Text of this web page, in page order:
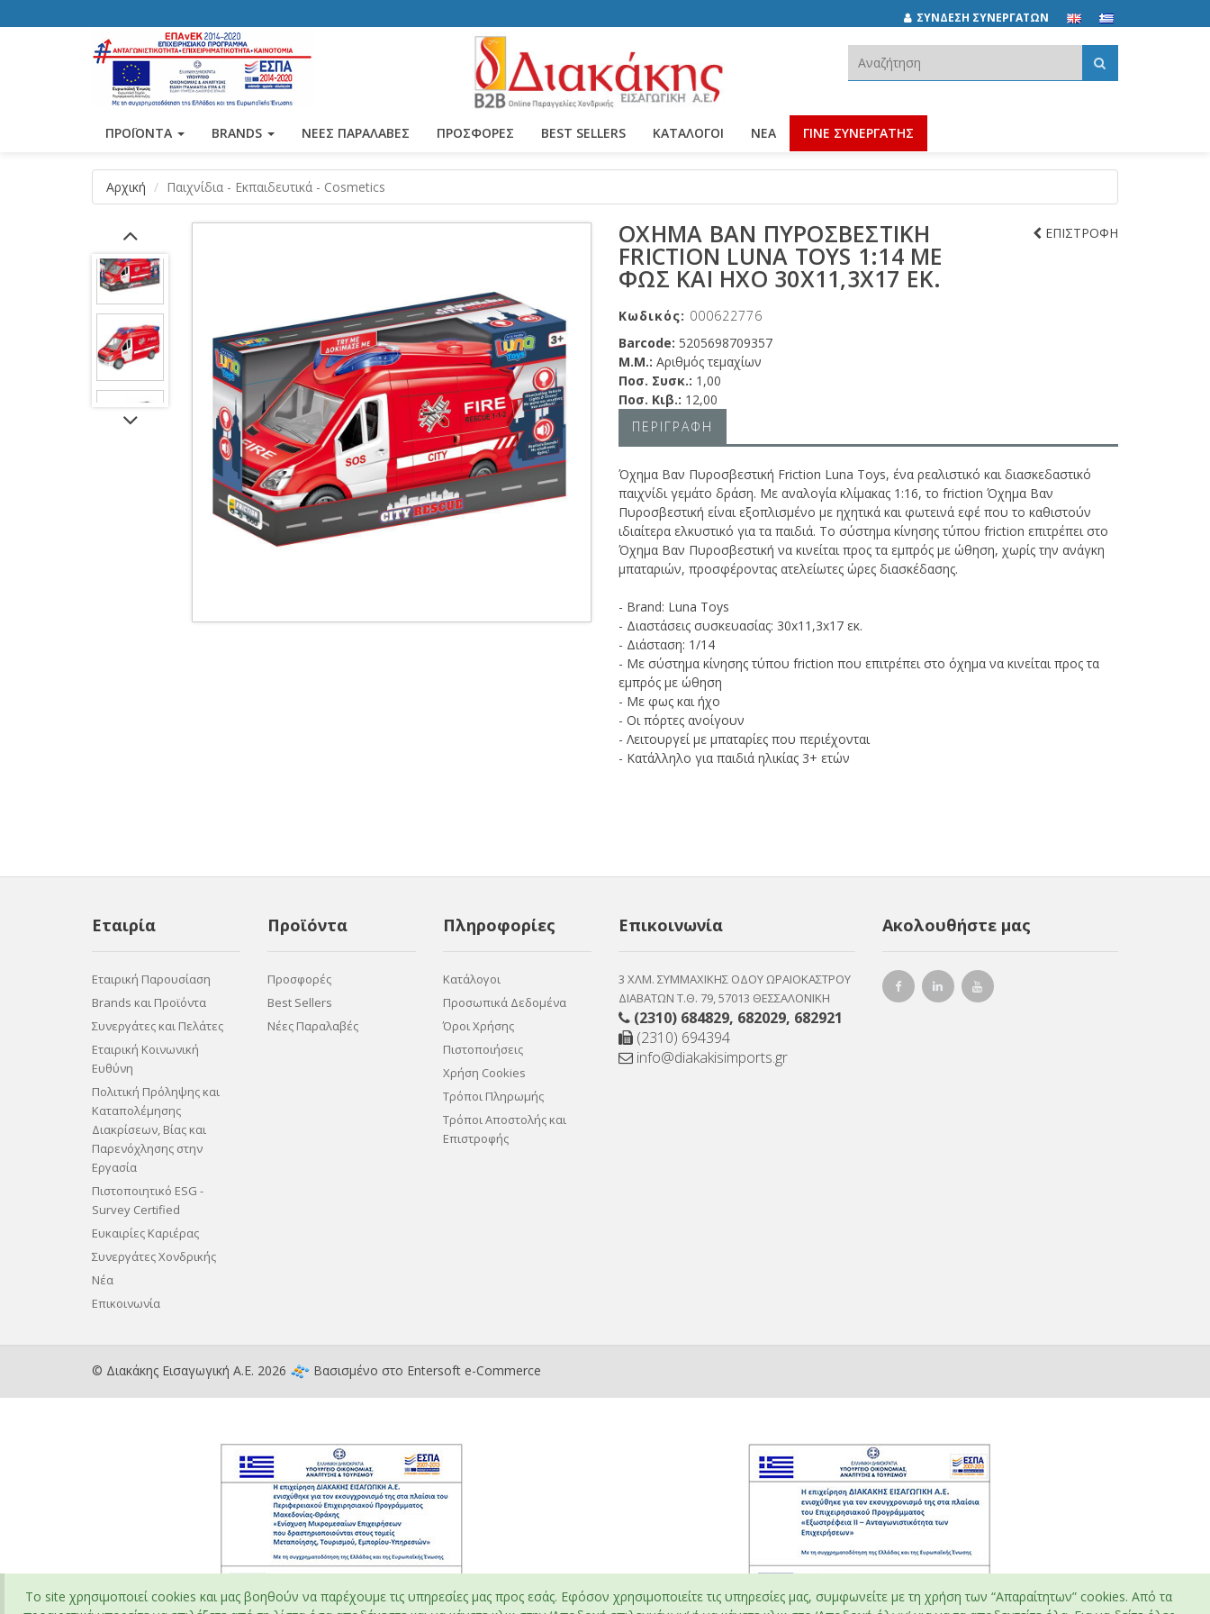
ΣΥΝΔΕΣΗ ΣΥΝΕΡΓΑΤΩΝ
ΠΡΟΪΟΝΤΑ BRANDS ΝΕΕΣ ΠΑΡΑΛΑΒΕΣ ΠΡΟΣΦΟΡΕΣ BEST SELLERS ΚΑΤΆΛΟΓΟΙ ΝΈΑ ΓΙΝΕ ΣΥΝΕΡΓΑΤΗΣ
Αναζήτηση:
Αρχική Παιχνίδια - Εκπαιδευτικά - Cosmetics
ΌΧΗΜΑ ΒΑΝ ΠΥΡΟΣΒΕΣΤΙΚΉ
FRICTION LUNA TOYS 1:14 ΜΕ
ΦΩΣ ΚΑΙ ΉΧΟ 30X11,3X17 ΕΚ.
ΕΠΙΣΤΡΟΦΗ
Κωδικός: 000622776
Barcode: 5205698709357
Μ.Μ.: Αριθμός τεμαχίων
Ποσ. Συσκ.: 1,00
Ποσ. Κιβ.: 12,00
ΠΕΡΙΓΡΑΦΗ
Όχημα Βαν Πυροσβεστική Friction Luna Toys, ένα ρεαλιστικό και διασκεδαστικό
παιχνίδι γεμάτο δράση. Με αναλογία κλίμακας 1:16, το friction Όχημα Βαν
Πυροσβεστική είναι εξοπλισμένο με ηχητικά και φωτεινά εφέ που το καθιστούν
ιδιαίτερα ελκυστικό για τα παιδιά. Το σύστημα κίνησης τύπου friction επιτρέπει στο
Όχημα Βαν Πυροσβεστική να κινείται προς τα εμπρός με ώθηση, χωρίς την ανάγκη
μπαταριών, προσφέροντας ατελείωτες ώρες διασκέδασης.
- Brand: Luna Toys
- Διαστάσεις συσκευασίας: 30x11,3x17 εκ.
- Διάσταση: 1/14
- Με σύστημα κίνησης τύπου friction που επιτρέπει στο όχημα να κινείται προς τα
εμπρός με ώθηση
- Με φως και ήχο
- Οι πόρτες ανοίγουν
- Λειτουργεί με μπαταρίες που περιέχονται
- Κατάλληλο για παιδιά ηλικίας 3+ ετών
Εταιρία
Εταιρική Παρουσίαση
Brands και Προϊόντα
Συνεργάτες και Πελάτες
Εταιρική Κοινωνική
Ευθύνη
Πολιτική Πρόληψης και
Καταπολέμησης
Διακρίσεων, Βίας και
Παρενόχλησης στην
Εργασία
Πιστοποιητικό ESG -
Survey Certified
Ευκαιρίες Καριέρας
Συνεργάτες Χονδρικής
Νέα
Επικοινωνία
Προϊόντα
Προσφορές
Best Sellers
Νέες Παραλαβές
Πληροφορίες
Κατάλογοι
Προσωπικά Δεδομένα
Όροι Χρήσης
Πιστοποιήσεις
Χρήση Cookies
Τρόποι Πληρωμής
Τρόποι Αποστολής και
Επιστροφής
Επικοινωνία
3 ΧΛΜ. ΣΥΜΜΑΧΙΚΗΣ ΟΔΟΥ ΩΡΑΙΟΚΑΣΤΡΟΥ
ΔΙΑΒΑΤΩΝ Τ.Θ. 79, 57013 ΘΕΣΣΑΛΟΝΙΚΗ
(2310) 684829, 682029, 682921
(2310) 694394
info@diakakisimports.gr
Ακολουθήστε μας
© Διακάκης Εισαγωγική Α.Ε. 2026 Βασισμένο στο Entersoft e-Commerce
To site χρησιμοποιεί cookies και μας βοηθούν να παρέχουμε τις υπηρεσίες μας προς εσάς. Εφόσον χρησιμοποιείτε τις υπηρεσίες μας, συμφωνείτε με τη χρήση των “Απαραίτητων” cookies. Από τα